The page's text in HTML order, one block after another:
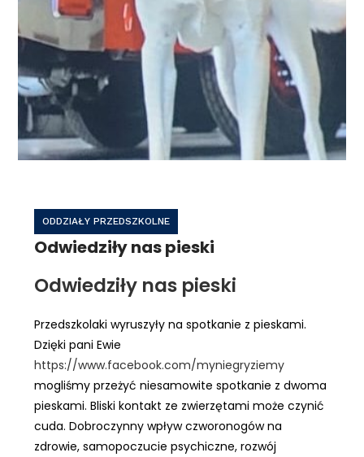
ODDZIAŁY PRZEDSZKOLNE
Odwiedziły nas pieski
Odwiedziły nas pieski
Przedszkolaki wyruszyły na spotkanie z pieskami.
Dzięki pani Ewie
https://www.facebook.com/myniegryziemy
mogliśmy przeżyć niesamowite spotkanie z dwoma
pieskami. Bliski kontakt ze zwierzętami może czynić
cuda. Dobroczynny wpływ czworonogów na
zdrowie, samopoczucie psychiczne, rozwój